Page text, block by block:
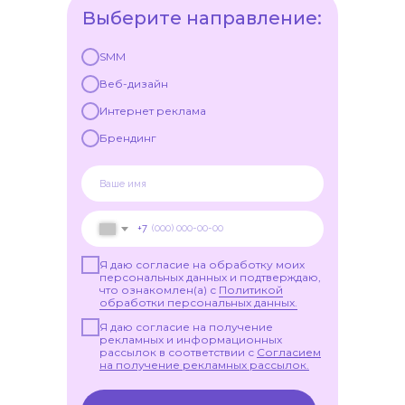
SMM
Веб-дизайн
Интернет реклама
Брендинг
+7
Я даю согласие на обработку моих
персональных данных и подтверждаю,
что ознакомлен(а) с Политикой
обработки персональных данных.
Я даю согласие на получение
рекламных и информационных
рассылок в соответствии с Согласием
на получение рекламных рассылок.
Выберите направление: